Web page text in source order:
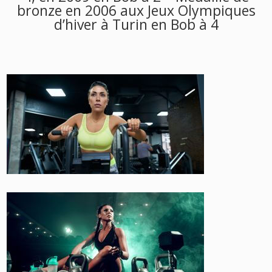
bronze en 2006 aux Jeux Olympiques
d’hiver à Turin en Bob à 4